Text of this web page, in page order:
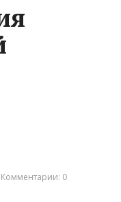
Комментарии: 0